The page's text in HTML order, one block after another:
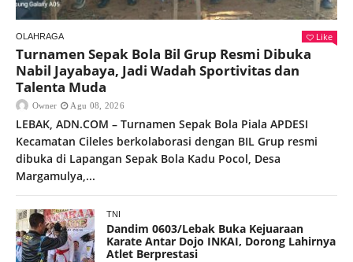
OLAHRAGA Like
Turnamen Sepak Bola Bil Grup Resmi Dibuka
Nabil Jayabaya, Jadi Wadah Sportivitas dan
Talenta Muda
Owner Agu 08, 2026
LEBAK, ADN.COM – Turnamen Sepak Bola Piala APDESI
Kecamatan Cileles berkolaborasi dengan BIL Grup resmi
dibuka di Lapangan Sepak Bola Kadu Pocol, Desa
Margamulya,...
TNI
Dandim 0603/Lebak Buka Kejuaraan
Karate Antar Dojo INKAI, Dorong Lahirnya
Atlet Berprestasi